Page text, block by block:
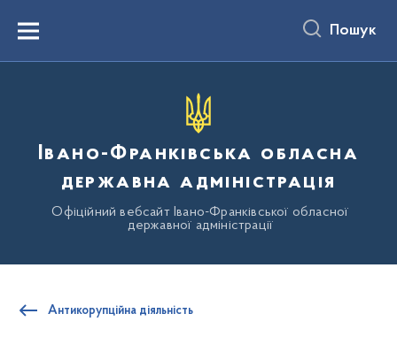
вмістуMenu Пошук
Івано-Франківська обласна
державна адміністрація
Офіційний вебсайт Івано-Франківської обласної
державної адміністрації
Антикорупційна діяльність